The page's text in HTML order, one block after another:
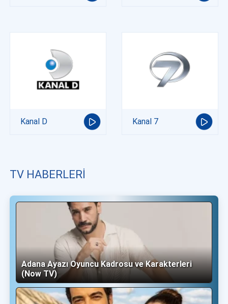
Kanal D Kanal 7
TV HABERLERI
Adana Ayazı Oyuncu Kadrosu ve Karakterleri
(Now TV)